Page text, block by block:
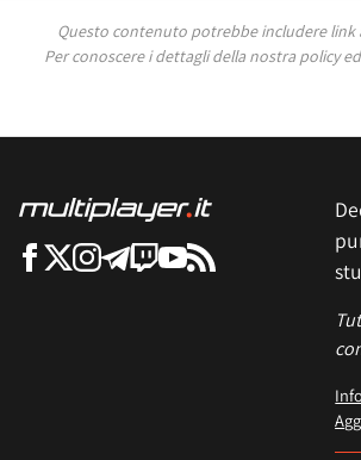
Questo contenuto potrebbe includere link
Per conoscere i dettagli della nostra policy